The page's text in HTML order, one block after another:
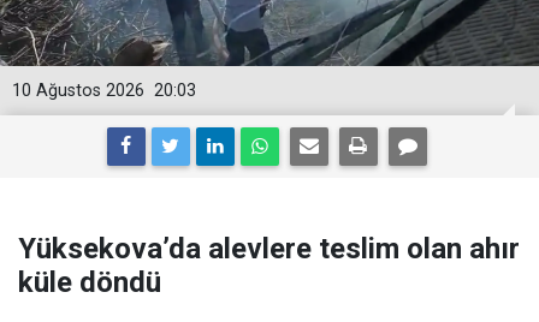
20:03
10 Ağustos 2026
Yüksekova’da alevlere teslim olan ahır
küle döndü